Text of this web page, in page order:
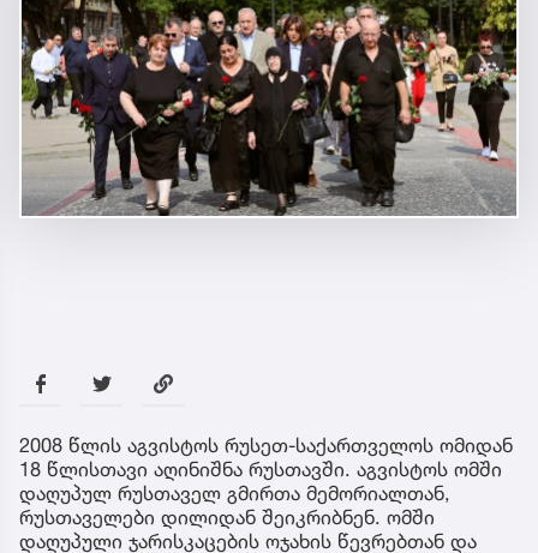
2008 წლის აგვისტოს რუსეთ-საქართველოს ომიდან
18 წლისთავი აღინიშნა რუსთავში. აგვისტოს ომში
დაღუპულ რუსთაველ გმირთა მემორიალთან,
რუსთაველები დილიდან შეიკრიბნენ. ომში
დაღუპული ჯარისკაცების ოჯახის წევრებთან და